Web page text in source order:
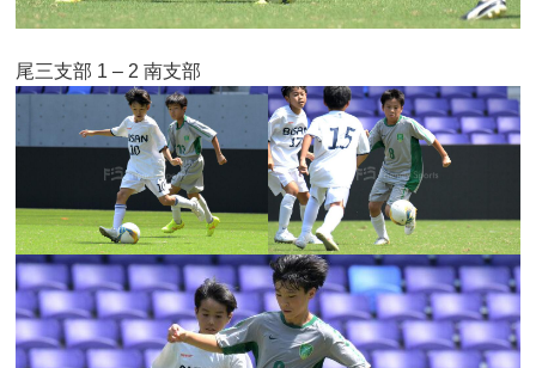
尾三支部 1 – 2 南支部